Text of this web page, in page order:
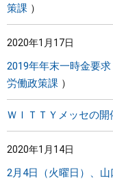
策課
2020年1月17日
2019年年末一時金要
労働政策課
ＷＩＴＴＹメッセの開
2020年1月14日
2月4日（火曜日）、